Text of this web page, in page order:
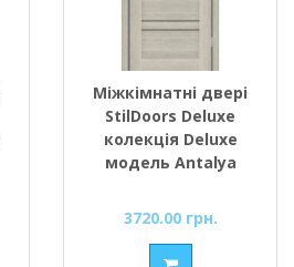
Міжкімнатні двері
StilDoors Deluxe
колекція Deluxe
модель Antalya
чорним склом
3720.00 грн.